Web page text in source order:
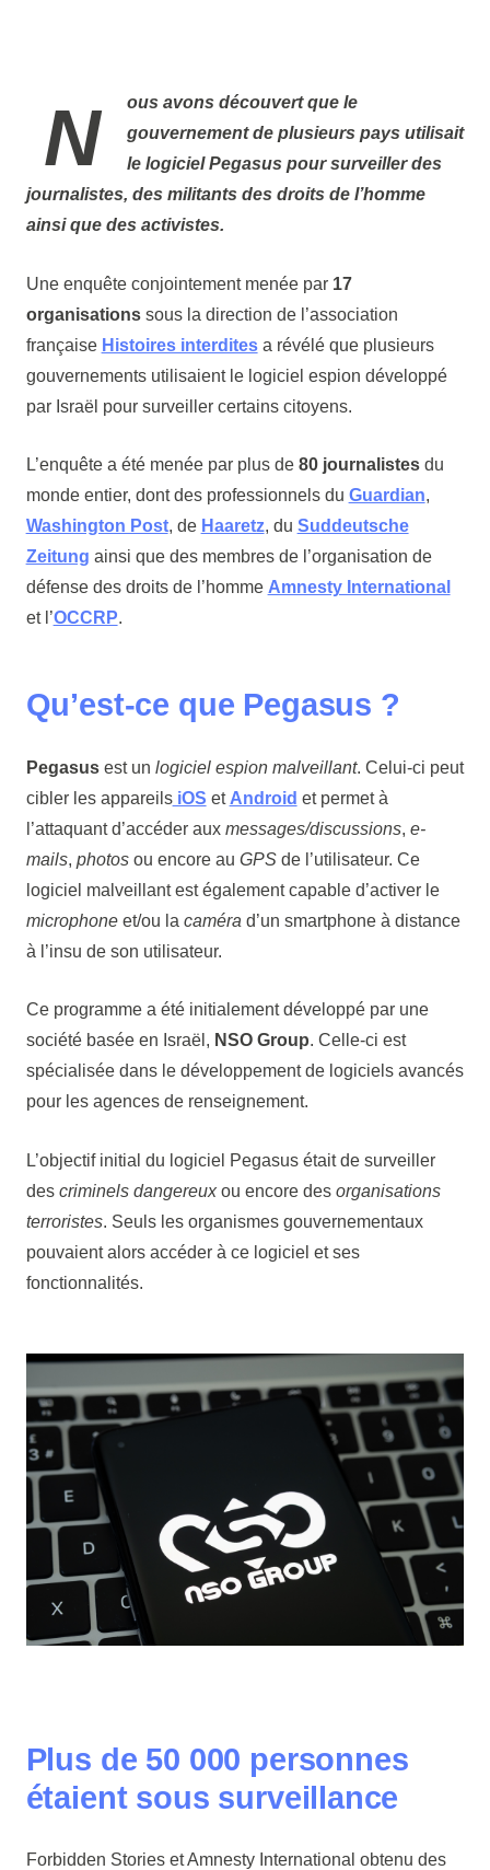
Nous avons découvert que le
gouvernement de plusieurs pays utilisait
le logiciel Pegasus pour surveiller des
journalistes, des militants des droits de l’homme
ainsi que des activistes.
Une enquête conjointement menée par 17
organisationssous la direction de l’association
française Histoires interditesa révélé que plusieurs
gouvernements utilisaient le logiciel espion développé
par Israël pour surveiller certains citoyens.
L’enquête a été menée par plus de 80 journalistesdu
monde entier, dont des professionnels du Guardian,
Washington Post, de Haaretz, du Suddeutsche
Zeitung ainsi que des membres de l’organisation de
défense des droits de l’homme Amnesty International
et l’OCCRP.
Qu’est-ce que Pegasus ?
Pegasusest un logiciel espion malveillant. Celui-ci peut
cibler les appareilsiOS et Android et permet à
l’attaquant d’accéder aux messages/discussions, e-
mails, photosou encore au GPSde l’utilisateur. Ce
logiciel malveillant est également capable d’activer le
microphoneet/ou la caméra d’un smartphone à distance
à l’insu de son utilisateur.
Ce programme a été initialement développé par une
société basée en Israël, NSO Group. Celle-ci est
spécialisée dans le développement de logiciels avancés
pour les agences de renseignement.
L’objectif initial du logiciel Pegasus était de surveiller
des criminels dangereuxou encore desorganisations
terroristes. Seuls les organismes gouvernementaux
pouvaient alors accéder à ce logiciel et ses
fonctionnalités.
Plus de 50 000 personnes
étaient sous surveillance
Forbidden Stories et Amnesty International obtenu des